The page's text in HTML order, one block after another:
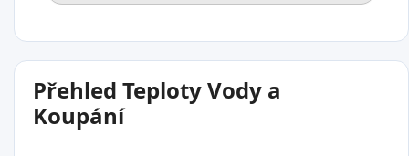
Přehled Teploty Vody a
Koupání